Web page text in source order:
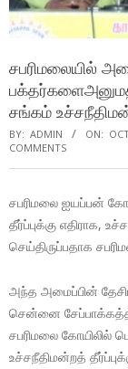
சபரிமலையில்
சங்கம்
BY: ADMIN ON:
COMMENTS
சபரிமலை ஐயப்பன்
தீர்ப்புக்கு எதிராக,
செய்திருப்பதாக
அந்த அமைப்பின்
சென்னை
சபரிமலை கோயிலில்
உச்சநீதிமன்றத்